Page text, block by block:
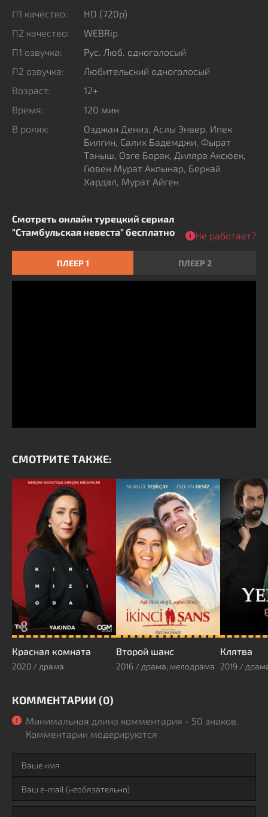
П1 качество:
HD (720p)
П2 качество:
WEBRip
П1 озвучка:
Рус. Люб. одноголосый
П2 озвучка:
Любительский одноголосый
Возраст:
12+
Время:
120 мин
В ролях:
Озджан Дениз, Аслы Энвер, Ипек
Билгин, Салих Бадемджи, Фырат
Таныш, Озге Борак, Диляра Аксюек,
Гювен Мурат Акпынар, Беркай
Хардал, Мурат Айген
Смотреть онлайн турецкий сериал
"Стамбульская невеста" бесплатно
ПЛЕЕР 1 ПЛЕЕР 2
Не работает?
СМОТРИТЕ ТАКЖЕ:
Красная комната
2020 / драма
Второй шанс
2016 / драма, мелодрама
Клятва
2019 /
КОММЕНТАРИИ (0)
Минимальная длина комментария - 50 знаков.
Комментарии модерируются